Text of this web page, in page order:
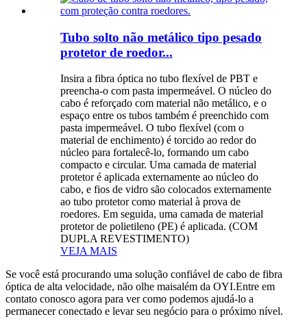
Tubo solto não metálico tipo pesado
protetor de roedor...
Insira a fibra óptica no tubo flexível de PBT e
preencha-o com pasta impermeável. O núcleo do
cabo é reforçado com material não metálico, e o
espaço entre os tubos também é preenchido com
pasta impermeável. O tubo flexível (com o
material de enchimento) é torcido ao redor do
núcleo para fortalecê-lo, formando um cabo
compacto e circular. Uma camada de material
protetor é aplicada externamente ao núcleo do
cabo, e fios de vidro são colocados externamente
ao tubo protetor como material à prova de
roedores. Em seguida, uma camada de material
protetor de polietileno (PE) é aplicada. (COM
DUPLA REVESTIMENTO)
VEJA MAIS
Se você está procurando uma solução confiável de cabo de fibra
óptica de alta velocidade, não olhe maisalém da OYI.Entre em
contato conosco agora para ver como podemos ajudá-lo a
permanecer conectado e levar seu negócio para o próximo nível.